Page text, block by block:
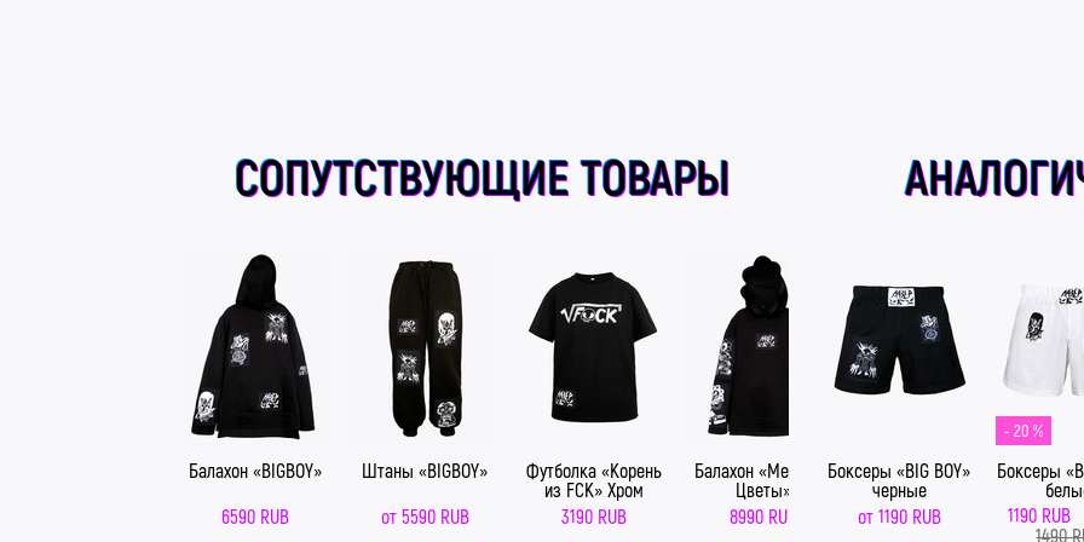
СОПУТСТВУЮЩИЕ ТОВАРЫ
Балахон «BIGBOY»
6590 RUB
Штаны «BIGBOY»
от5590 RUB
Футболка «Корень
из FCK» Хром
3190 RUB
Балахон «Мертвые
Цветы»
8990 RUB
Штаны «Мертвые
Цветы»
от5590 RUB
от
Боксеры «BIG BOY»
черные
от1190 RUB
- 20 %
Боксеры
1190 RUB
1490